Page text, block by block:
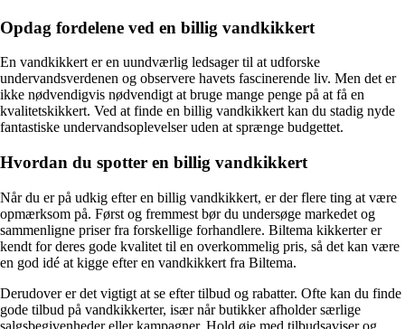
Opdag fordelene ved en billig vandkikkert
En vandkikkert er en uundværlig ledsager til at udforske
undervandsverdenen og observere havets fascinerende liv. Men det er
ikke nødvendigvis nødvendigt at bruge mange penge på at få en
kvalitetskikkert. Ved at finde en billig vandkikkert kan du stadig nyde
fantastiske undervandsoplevelser uden at sprænge budgettet.
Hvordan du spotter en billig vandkikkert
Når du er på udkig efter en billig vandkikkert, er der flere ting at være
opmærksom på. Først og fremmest bør du undersøge markedet og
sammenligne priser fra forskellige forhandlere. Biltema kikkerter er
kendt for deres gode kvalitet til en overkommelig pris, så det kan være
en god idé at kigge efter en vandkikkert fra Biltema.
Derudover er det vigtigt at se efter tilbud og rabatter. Ofte kan du finde
gode tilbud på vandkikkerter, især når butikker afholder særlige
salgsbegivenheder eller kampagner. Hold øje med tilbudsaviser og